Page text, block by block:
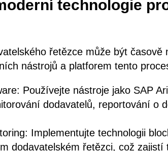
technologie
řetězce může být časově
nástrojů a platforem tento
Používejte nástroje jako SAP
dodavatelů, reportování o
Implementujte technologii
dodavatelském řetězci, což zajistí